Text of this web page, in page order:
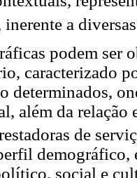
a
podem ser
caracterizado
determinados,
além da relação
de
social e